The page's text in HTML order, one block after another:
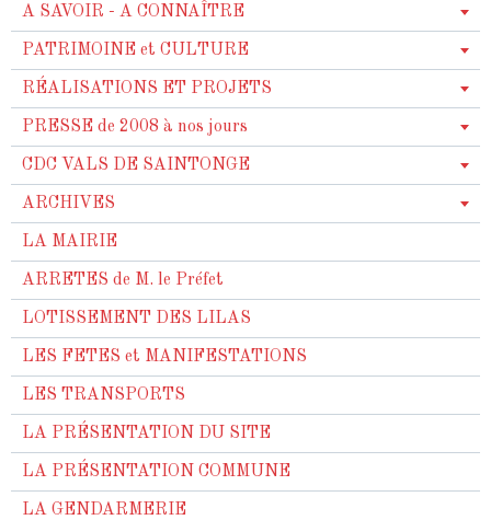
A SAVOIR - A CONNAÎTRE
PATRIMOINE et CULTURE
RÉALISATIONS ET PROJETS
PRESSE de 2008 à nos jours
CDC VALS DE SAINTONGE
ARCHIVES
LA MAIRIE
ARRETES de M. le Préfet
LOTISSEMENT DES LILAS
LES FETES et MANIFESTATIONS
LES TRANSPORTS
LA PRÉSENTATION DU SITE
LA PRÉSENTATION COMMUNE
LA GENDARMERIE